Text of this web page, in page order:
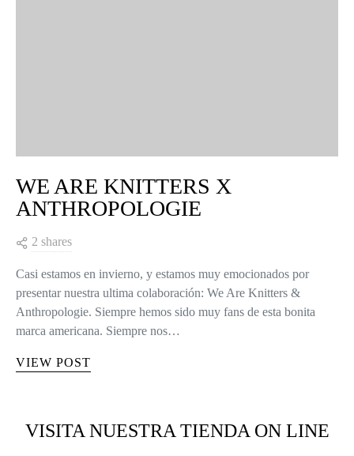
WE ARE KNITTERS X
ANTHROPOLOGIE
2 shares
Casi estamos en invierno, y estamos muy emocionados por
presentar nuestra ultima colaboración: We Are Knitters &
Anthropologie. Siempre hemos sido muy fans de esta bonita
marca americana. Siempre nos…
VIEW POST
VISITA NUESTRA TIENDA ON LINE